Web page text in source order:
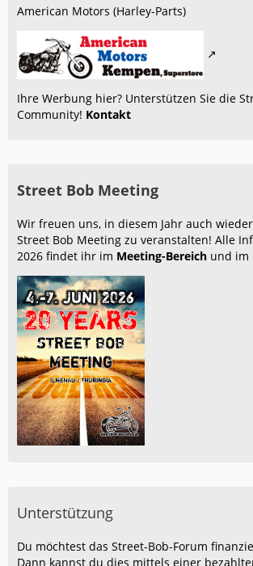
American Motors (Harley-Parts)
Ihre Werbung hier? Unterstützen Sie die
Community! Kontakt
Street Bob Meeting
Wir freuen uns, in diesem Jahr auch
Street Bob Meeting zu veranstalten! Alle
2026 findet ihr im Meeting-Bereich und im
Unterstützung
Du möchtest das Street-Bob-Forum
Dann kannst du dies mittels einer